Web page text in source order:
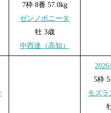
7枠 8番 57.0kg
ゼンノボニータ
牡 3歳
中西達（高知）
5枠
モズラ